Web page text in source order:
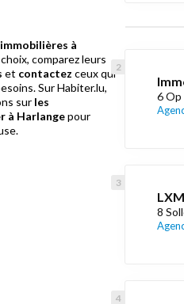
à
comparez leurs
et contactez ceux qui
Sur Habiter.lu,
sur les
à Harlangepour
6 Op
8